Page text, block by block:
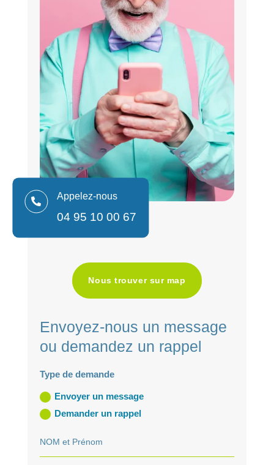
 Appelez-nous
04 95 10 00 67
Nous trouver sur map
Envoyez-nous un message
ou demandez un rappel
Type de demande
Envoyer un message
Demander un rappel